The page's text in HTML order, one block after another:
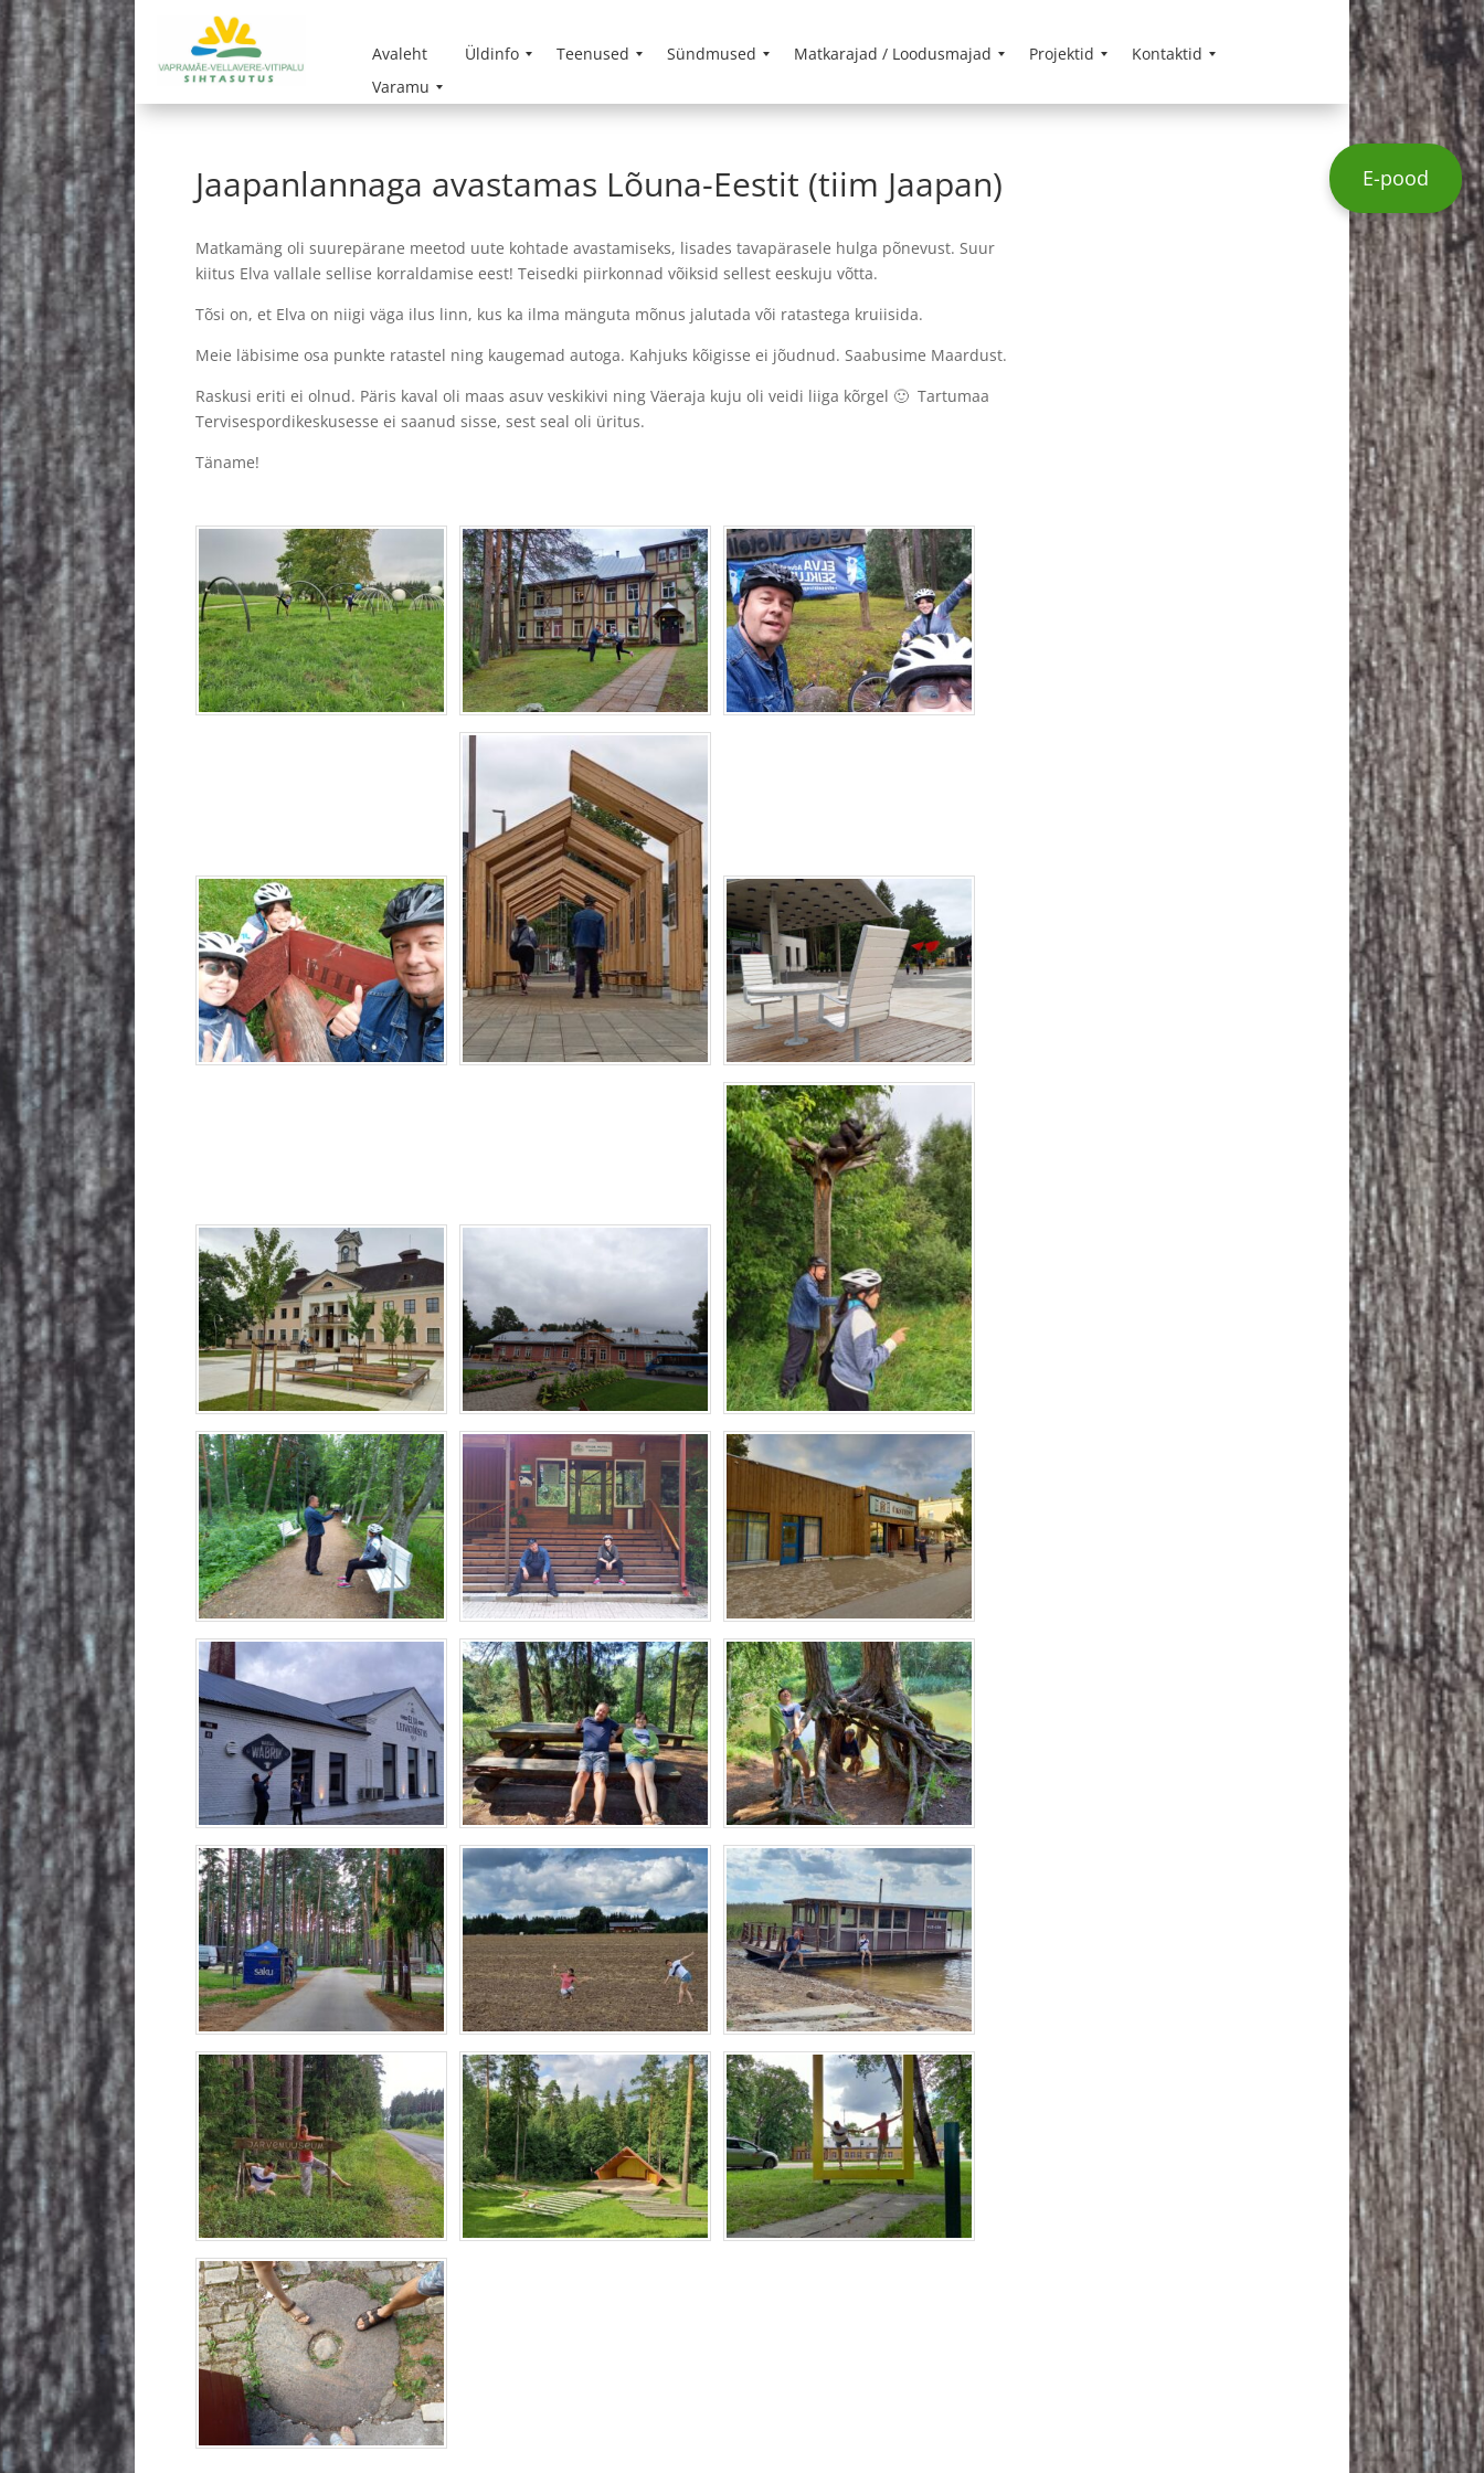
Avaleht Üldinfo Teenused Sündmused Matkarajad / Loodusmajad Projektid
Kontaktid
Varamu
Jaapanlannaga avastamas Lõuna-Eestit (tiim Jaapan)
Matkamäng oli suurepärane meetod uute kohtade avastamiseks, lisades tavapärasele hulga põnevust. Suur
kiitus Elva vallale sellise korraldamise eest! Teisedki piirkonnad võiksid sellest eeskuju võtta.
Tõsi on, et Elva on niigi väga ilus linn, kus ka ilma mänguta mõnus jalutada või ratastega kruiisida.
Meie läbisime osa punkte ratastel ning kaugemad autoga. Kahjuks kõigisse ei jõudnud. Saabusime Maardust.
Raskusi eriti ei olnud. Päris kaval oli maas asuv veskikivi ning Väeraja kuju oli veidi liiga kõrgel 🙂 Tartumaa
Tervisespordikeskusesse ei saanud sisse, sest seal oli üritus.
Täname!
E-pood